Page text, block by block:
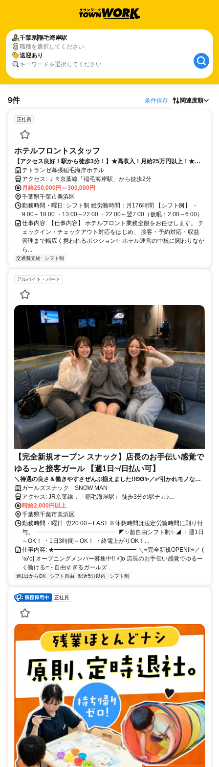
千葉県稲毛海岸駅
職種を選択してください
送迎あり
キーワードを選択してください
9件 条件保存 関連度順
正社員
ホテルフロントスタッフ
【アクセス良好！駅から徒歩3分！】★高収入！月給25万円以上！★幅
広いスキルが身につく環境！
テトランゼ幕張稲毛海岸ホテル
アクセス: ＪＲ京葉線「稲毛海岸駅」から徒歩2分
月給250,000円～300,000円
千葉県千葉市美浜区
勤務時間・曜日: シフト制 総労働時間：月176時間 【シフト例】 ・
9:00～18:00 ・13:00～22:00 ・22:00～翌7:00（仮眠：2:00～6:00）
仕事内容: 【仕事内容】 ホテルフロント業務全般をお任せします。 チ
ェックイン・チェックアウト対応をはじめ、 接客・予約対応・収益
管理まで幅広く携われるポジション✨ ホテル運営の中核に関わりなが
ら...
交通費支給 シフト制
アルバイト・パート
【完全新規オープン スナック】店長のお手伝い感覚で
ゆるっと接客ガール 【週1日~/日払い可】
＼待遇の良さ＆働きやすさぜんぶ揃えました!!ʘʘ✨／✅引かれモノな
し！✅完全私服勤務！✅送りあり！✅シフト自由！オープニング募集だか
ら上下関係も派閥も一切ナシ！初めてさんならココで決まり⸜❤︎⸝
ガールズスナック SNOW MAN
アクセス: JR京葉線：「稲毛海岸駅」 徒歩3分の駅チカ♪
┈┈┈┈┈┈┈┈┈┈┈┈┈ 学校や仕事帰りに サクッとお小遣い稼
ぎにぴったり！ 駅チカなので通勤もラクラク♪ 千葉市内はもちろん、
稲毛駅・千葉駅エリアからも通いやすい立地◎ 電車の場合も検見川
浜駅や海浜幕張駅、 新習志野駅からは乗り換えなし！ JR総武線の船
橋駅や津田沼駅、 幕張本郷駅や西船橋駅などからも 乗り換え1回でら
くらくアクセス♪ ━━━━━━━━━━━━━━˚₊‧♡
時給2,000円以上
千葉県千葉市美浜区
勤務時間・曜日: ⏰20:00～LAST ※休憩時間は法定労働時間に則り付
与。 ┈┈┈┈┈┈┈┈┈┈┈┈┈┈ ◤✨超自由シフト制✨◢ ・週1日
～OK！ ・1日3時間～OK！ ・終電上がりOK！...
仕事内容: ★━━━━━━━━━━━━━━ ＼⭐完全新規OPEN!!⭐／ (
‘ω’o[ オープニングメンバー募集中!! ⚡]o 店長のお手伝い感覚でゆるー
く働けるෆ ̖́-‬ 自由すぎるガールズ...
週1日からOK シフト自由 駅近5分以内 シフト制
正社員